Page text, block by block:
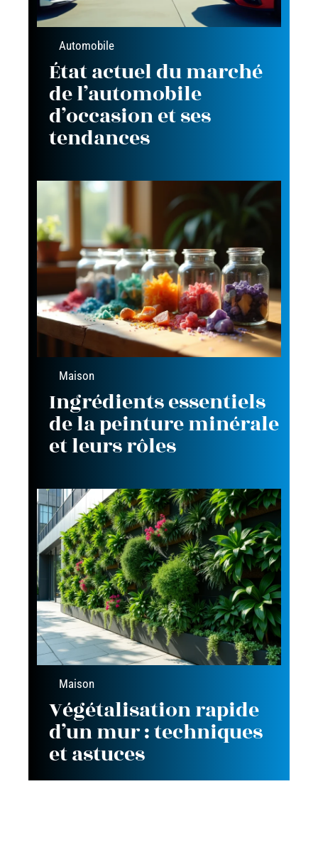
Automobile
État actuel du marché
de l’automobile
d’occasion et ses
tendances
Maison
Ingrédients essentiels
de la peinture minérale
et leurs rôles
Maison
Végétalisation rapide
d’un mur : techniques
et astuces